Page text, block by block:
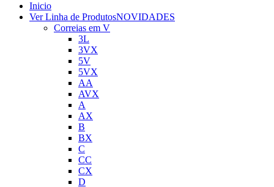
Inicio
Ver Linha de ProdutosNOVIDADES
Correias em V
3L
3VX
5V
5VX
AA
AVX
A
AX
B
BX
C
CC
CX
D